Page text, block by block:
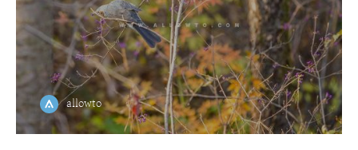
allowto